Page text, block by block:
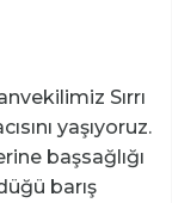
Sırrı
yaşıyoruz.
başsağlığı
barış